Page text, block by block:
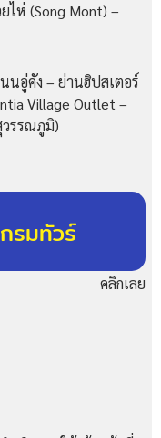
ไห่ (Song Mont) –
นอู่คัง – ย่านฮิปสเตอร์
Village Outlet –
รรณภูมิ)
รมทัวร์